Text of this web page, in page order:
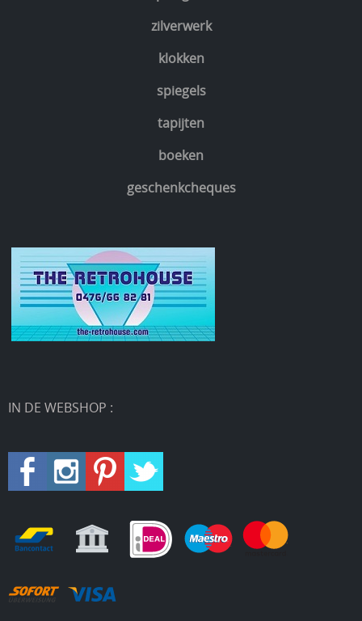
zilverwerk
klokken
spiegels
tapijten
boeken
geschenkcheques
IN DE WEBSHOP :